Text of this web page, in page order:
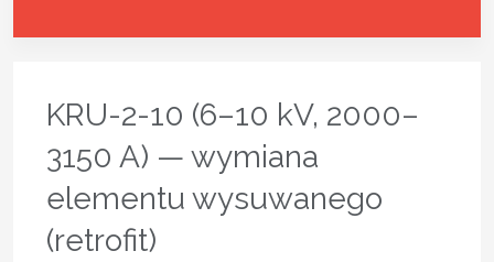
KRU-2-10 (6–10 kV, 2000–
3150 A) — wymiana
elementu wysuwanego
(retrofit)